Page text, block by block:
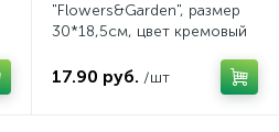
"Flowers&Garden", размер
30*18,5см, цвет кремовый
17.90 руб. /шт